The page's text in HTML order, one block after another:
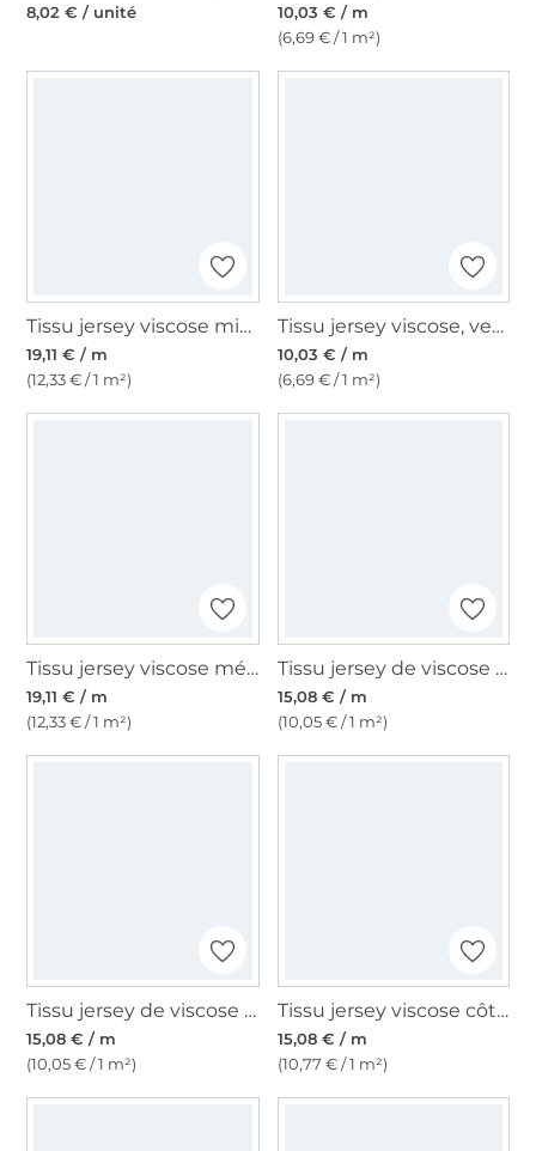
8,02 € / unité
10,03 € / m
(6,69 € / 1 m²)
Tissu jersey viscose mix Purple Blossom, noir
19,11 € / m
(12,33 € / 1 m²)
Tissu jersey viscose, vert pâle
10,03 € / m
(6,69 € / 1 m²)
Tissu jersey viscose mélangé Fleurs Flowers, noir
19,11 € / m
(12,33 € / 1 m²)
Tissu jersey de viscose Vintage Modal Touch, bleu denim
15,08 € / m
(10,05 € / 1 m²)
Tissu jersey de viscose Vintage Modal Touch, bleu foncé
15,08 € / m
(10,05 € / 1 m²)
Tissu jersey viscose côtelé gratté brushed, crème
15,08 € / m
(10,77 € / 1 m²)